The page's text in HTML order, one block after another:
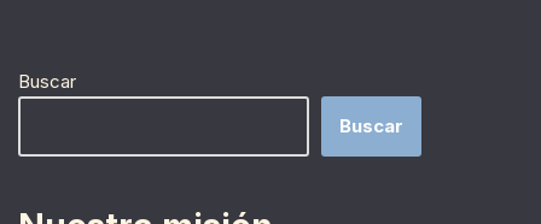
Buscar
Buscar